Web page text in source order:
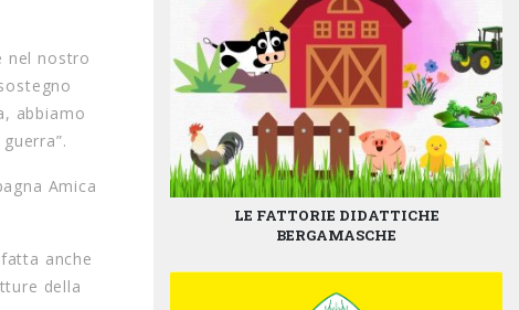
nel nostro
abbiamo
Amica
anche
della
LE FATTORIE DIDATTICHE
BERGAMASCHE